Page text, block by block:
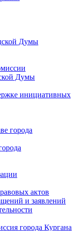
Думы
Думы
инициативных
города
актов
и заявлений
города Кургана